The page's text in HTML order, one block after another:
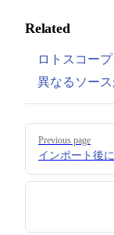
Related
ロトスコー
異なるソー
Pager
Previous page
インポート後